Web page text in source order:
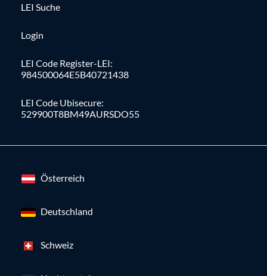
LEI Suche
Login
LEI Code Register-LEI:
984500064E5B40721438
LEI Code Ubisecure:
529900T8BM49AURSDO55
Österreich
Deutschland
Schweiz